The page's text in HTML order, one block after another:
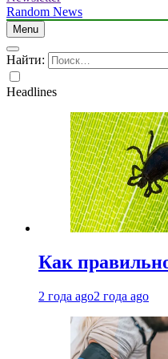
Random News
Menu
Найти:
Headlines
Как
2 года ago2 года ago